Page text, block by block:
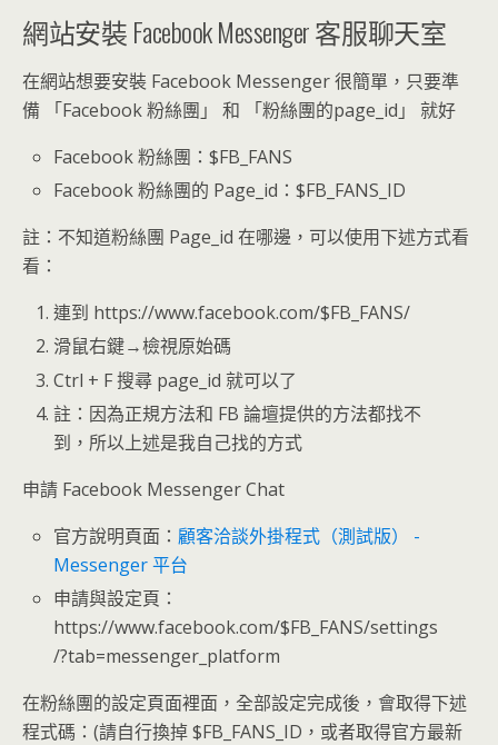
網站安裝 Facebook Messenger 客服聊天室
在網站想要安裝 Facebook Messenger 很簡單，只要準
備 「Facebook 粉絲團」 和 「粉絲團的page_id」 就好
Facebook 粉絲團：$FB_FANS
Facebook 粉絲團的 Page_id：$FB_FANS_ID
註：不知道粉絲團 Page_id 在哪邊，可以使用下述方式看
看：
連到 https://www.facebook.com/$FB_FANS/
滑鼠右鍵→檢視原始碼
Ctrl + F 搜尋 page_id 就可以了
註：因為正規方法和 FB 論壇提供的方法都找不
到，所以上述是我自己找的方式
申請 Facebook Messenger Chat
官方說明頁面：顧客洽談外掛程式（測試版） -
Messenger 平台
申請與設定頁：
https://www.facebook.com/$FB_FANS/settings
/?tab=messenger_platform
在粉絲團的設定頁面裡面，全部設定完成後，會取得下述
程式碼：(請自行換掉 $FB_FANS_ID，或者取得官方最新